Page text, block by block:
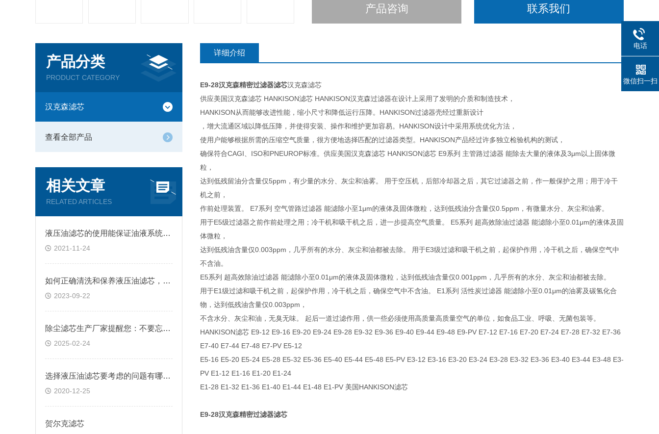
产品咨询 联系我们
产品分类
PRODUCT CATEGORY
汉克森滤芯
查看全部产品
相关文章
RELATED ARTICLES
液压油滤芯的使用能保证油液系统的正常工作
2021-11-24
如何正确清洗和保养液压油滤芯，以提高其效率和使用寿命？
2023-09-22
除尘滤芯生产厂家提醒您：不要忘了日常养护
2025-02-24
选择液压油滤芯要考虑的问题有哪些？
2020-12-25
贺尔克滤芯
详细介绍
E9-28汉克森精密过滤器滤芯汉克森滤芯
供应美国汉克森滤芯 HANKISON滤芯 HANKISON汉克森过滤器在设计上采用了发明的介质和制造技术，
HANKISON从而能够改进性能，缩小尺寸和降低运行压降。HANKISON过滤器壳经过重新设计
，增大流通区域以降低压降，并使得安装、操作和维护更加容易。HANKISON设计中采用系统优化方法，
使用户能够根据所需的压缩空气质量，很方便地选择匹配的过滤器类型。HANKISON产品经过许多独立检验机构的测试，
确保符合CAGI、ISO和PNEUROP标准。供应美国汉克森滤芯 HANKISON滤芯 E9系列 主管路过滤器 能除去大量的液体及3μm以上固体微
粒，
达到低残留油分含量仅5ppm，有少量的水分、灰尘和油雾。 用于空压机，后部冷却器之后，其它过滤器之前，作一般保护之用；用于冷干
机之前，
作前处理装置。 E7系列 空气管路过滤器 能滤除小至1μm的液体及固体微粒，达到低残油分含量仅0.5ppm，有微量水分、灰尘和油雾。
用于E5级过滤器之前作前处理之用；冷干机和吸干机之后，进一步提高空气质量。 E5系列 超高效除油过滤器 能滤除小至0.01μm的液体及固
体微粒，
达到低残油含量仅0.003ppm，几乎所有的水分、灰尘和油都被去除。 用于E3级过滤和吸干机之前，起保护作用，冷干机之后，确保空气中
不含油。
E5系列 超高效除油过滤器 能滤除小至0.01μm的液体及固体微粒，达到低残油含量仅0.001ppm，几乎所有的水分、灰尘和油都被去除。
用于E1级过滤和吸干机之前，起保护作用，冷干机之后，确保空气中不含油。 E1系列 活性炭过滤器 能滤除小至0.01μm的油雾及碳氢化合
物，达到低残油含量仅0.003ppm，
不含水分、灰尘和油，无臭无味。 起后一道过滤作用，供一些必须使用高质量高质量空气的单位，如食品工业、呼吸、无菌包装等。
HANKISON滤芯 E9-12 E9-16 E9-20 E9-24 E9-28 E9-32 E9-36 E9-40 E9-44 E9-48 E9-PV E7-12 E7-16 E7-20 E7-24 E7-28 E7-32 E7-36
E7-40 E7-44 E7-48 E7-PV E5-12
E5-16 E5-20 E5-24 E5-28 E5-32 E5-36 E5-40 E5-44 E5-48 E5-PV E3-12 E3-16 E3-20 E3-24 E3-28 E3-32 E3-36 E3-40 E3-44 E3-48 E3-
PV E1-12 E1-16 E1-20 E1-24
E1-28 E1-32 E1-36 E1-40 E1-44 E1-48 E1-PV 美国HANKISON滤芯
E9-28汉克森精密过滤器滤芯
电话
微信扫一扫